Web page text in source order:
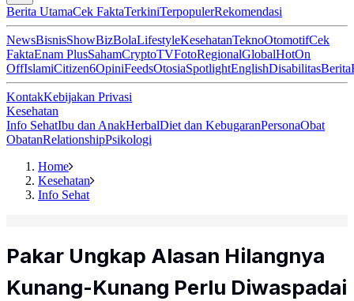
Berita UtamaCek FaktaTerkiniTerpopulerRekomendasi
NewsBisnisShowBizBolaLifestyleKesehatanTeknoOtomotifCek
FaktaEnam PlusSahamCryptoTVFotoRegionalGlobalHotOn
OffIslamiCitizen6OpiniFeedsOtosiaSpotlightEnglishDisabilitasBerita
KontakKebijakan Privasi
Kesehatan
Info SehatIbu dan AnakHerbalDiet dan KebugaranPersonaObat
ObatanRelationshipPsikologi
Home
Kesehatan
Info Sehat
Pakar Ungkap Alasan Hilangnya
Kunang-Kunang Perlu Diwaspadai